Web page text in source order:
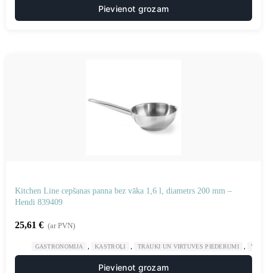
Pievienot grozam
Kitchen Line cepšanas panna bez vāka 1,6 l, diametrs 200 mm –
Hendi 839409
25,61 € (ar PVN)
GASTRONOMIJA KASTROĻI TRAUKI UN VIRTUVES PIEDERUMI
Pievienot grozam